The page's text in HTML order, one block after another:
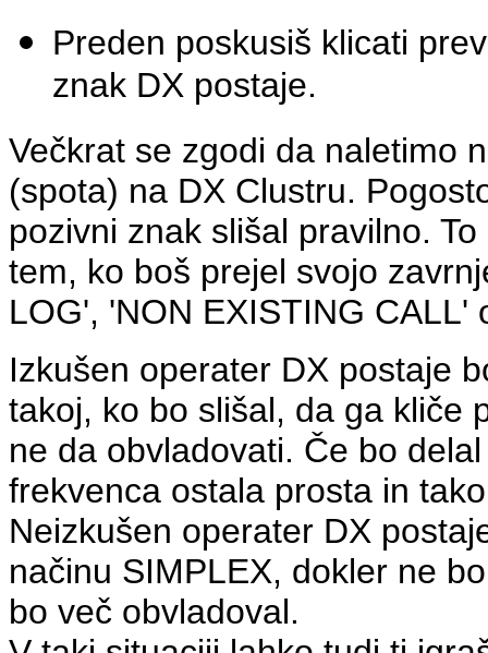
Preden poskusiš klicati
znak DX postaje.
Večkrat se zgodi da naletimo
(spota) na DX Clustru.
pozivni znak slišal pravilno.
tem, ko boš prejel svojo
LOG', 'NON EXISTING CALL'
Izkušen operater DX postaje
takoj, ko bo slišal, da ga kliče
ne da obvladovati. Če bo
frekvenca ostala prosta in
Neizkušen operater DX
načinu SIMPLEX, dokler ne
bo več obvladoval.